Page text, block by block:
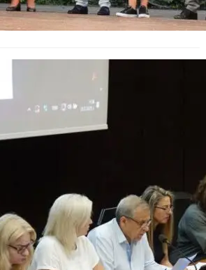
Варненската комисия по култура и
духовно развитие одобри четири
кандидатури за „Почетен
гражданин на Варна“.